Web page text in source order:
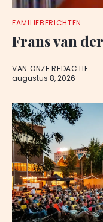
FAMILIEBERICHTEN
Frans van
VAN ONZE REDACTIE
augustus 8, 2026